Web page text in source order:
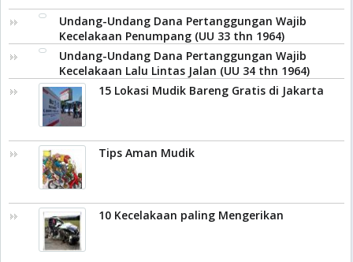
Undang-Undang Dana Pertanggungan Wajib
Kecelakaan Penumpang (UU 33 thn 1964)
Undang-Undang Dana Pertanggungan Wajib
Kecelakaan Lalu Lintas Jalan (UU 34 thn 1964)
15 Lokasi Mudik Bareng Gratis di Jakarta
Tips Aman Mudik
10 Kecelakaan paling Mengerikan